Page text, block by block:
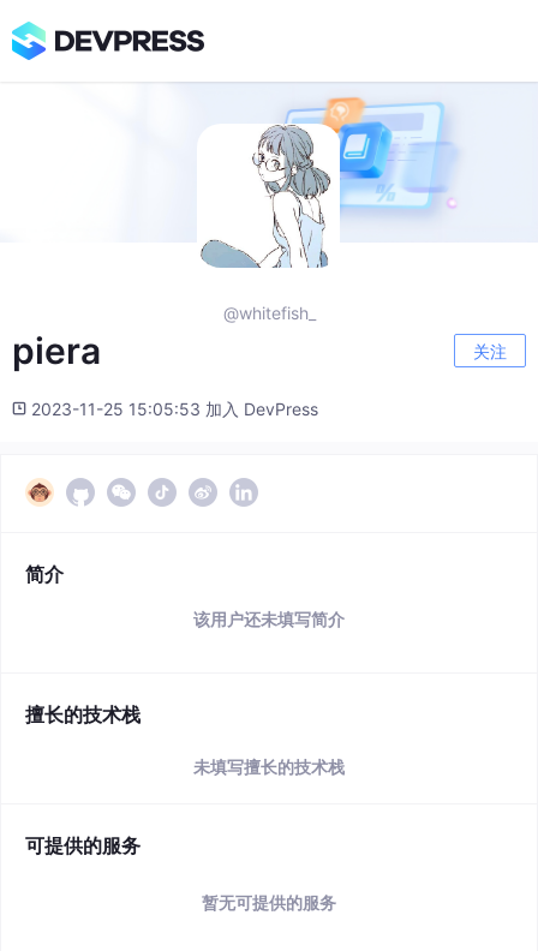
@whitefish_
piera 关注
2023-11-25 15:05:53 加入 DevPress
简介
该用户还未填写简介
擅长的技术栈
未填写擅长的技术栈
可提供的服务
暂无可提供的服务